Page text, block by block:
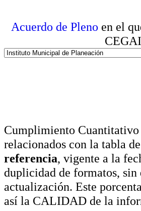
Acuerdo de Pleno en el
Cumplimiento Cuantitativo
relacionados con la tabla
referencia, vigente a la
duplicidad de formatos, sin
actualización. Este
así la CALIDAD de la